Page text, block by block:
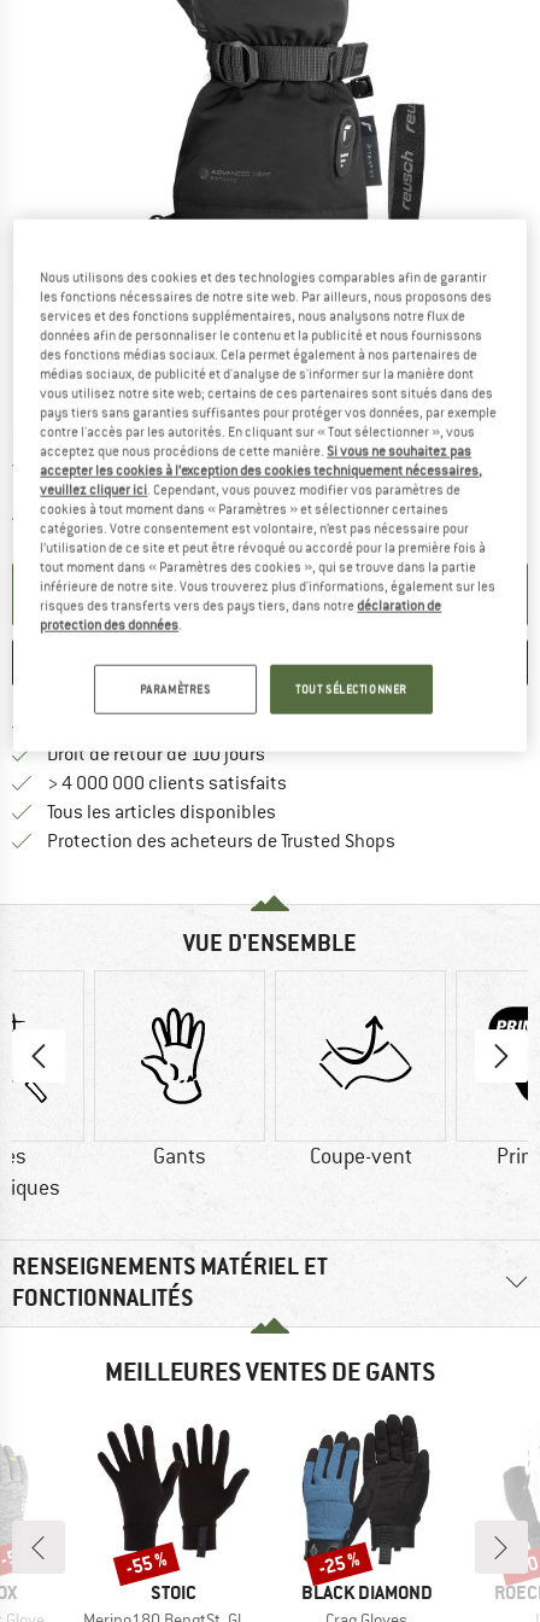
Photos détaillées
Prix:
299,95€ TVA incl.
Livraison gratuite(FR)France. Informations sur les frais de
Article momentanément épuisé;Le lien s'ouvre dans une boîte
PARAMÉTRER ALERTE
ENREGISTRER COMPARER
Droit de retour de 100 jours
> 4 000 000 clients satisfaits
Tous les articles disponibles
Protection des acheteurs de Trusted Shops
VUE D'ENSEMBLE
Gants Coupe-vent
RENSEIGNEMENTS MATÉRIEL ET
FONCTIONNALITÉS
MEILLEURES VENTES DE GANTS
%
MARQUE
STOIC
Remise
-55 %
MARQUE
BLACK DIAMOND
Remise
-25 % -
Nous utilisons des cookies et des technologies comparables afin de garantir
les fonctions nécessaires de notre site web. Par ailleurs, nous proposons des
services et des fonctions supplémentaires, nous analysons notre flux de
données afin de personnaliser le contenu et la publicité et nous fournissons
des fonctions médias sociaux. Cela permet également à nos partenaires de
médias sociaux, de publicité et d'analyse de s'informer sur la manière dont
vous utilisez notre site web; certains de ces partenaires sont situés dans des
pays tiers sans garanties suffisantes pour protéger vos données, par exemple
contre l'accès par les autorités. En cliquant sur « Tout sélectionner », vous
acceptez que nous procédions de cette manière.Si vous ne souhaitez pas
accepter les cookies à l’exception des cookies techniquement nécessaires,
veuillez cliquer ici. Cependant, vous pouvez modifier vos paramètres de
cookies à tout moment dans « Paramètres » et sélectionner certaines
catégories. Votre consentement est volontaire, n’est pas nécessaire pour
l’utilisation de ce site et peut être révoqué ou accordé pour la première fois à
tout moment dans « Paramètres des cookies », qui se trouve dans la partie
inférieure de notre site. Vous trouverez plus d'informations, également sur les
risques des transferts vers des pays tiers, dans notredéclaration de
protection des données.
PARAMÈTRES TOUT SÉLECTIONNER